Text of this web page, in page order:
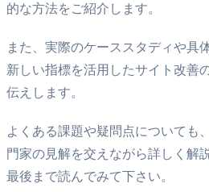
的な方法をご紹介します。
また、実際のケーススタディや具
新しい指標を活用したサイト改善
伝えします。
よくある課題や疑問点についても
門家の見解を交えながら詳しく解
最後まで読んでみて下さい。